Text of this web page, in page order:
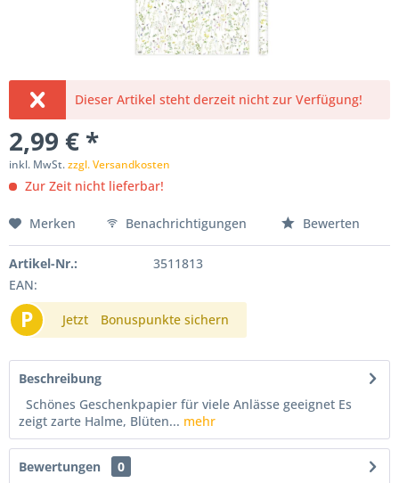
Dieser Artikel steht derzeit nicht zur Verfügung!
2,99 € *
inkl. MwSt.zzgl. Versandkosten
Zur Zeit nicht lieferbar!
Merken Benachrichtigungen Bewerten
Artikel-Nr.:
3511813
EAN:
P Jetzt Bonuspunkte sichern
Beschreibung
Schönes Geschenkpapier für viele Anlässe geeignet Es
zeigt zarte Halme, Blüten... mehr
Bewertungen
0